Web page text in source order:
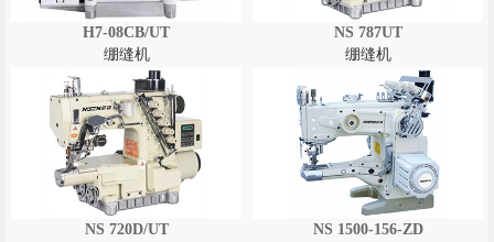
H7-08CB/UT
绷缝机
NS 787UT
绷缝机
NS 720D/UT
NS 1500-156-ZD